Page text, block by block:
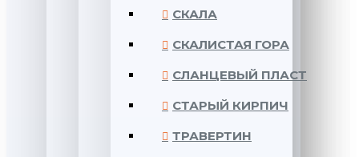
СКАЛА
СКАЛИСТАЯ ГОРА
СЛАНЦЕВЫЙ ПЛАСТ
СТАРЫЙ КИРПИЧ
ТРАВЕРТИН